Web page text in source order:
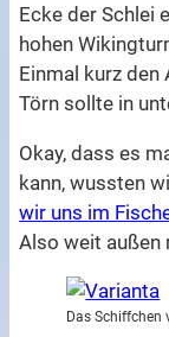
Ecke der Schlei
hohen
Einmal kurz den
Törn sollte in
Okay, dass es
kann, wussten
wir uns im
Also weit außen
Das Schiffchen